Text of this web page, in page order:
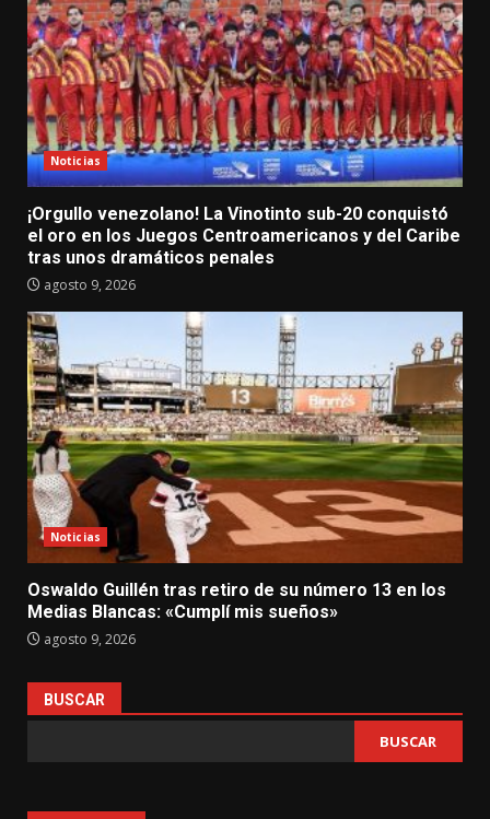
Noticias
¡Orgullo venezolano! La Vinotinto sub-20 conquistó
el oro en los Juegos Centroamericanos y del Caribe
tras unos dramáticos penales
agosto 9, 2026
Noticias
Oswaldo Guillén tras retiro de su número 13 en los
Medias Blancas: «Cumplí mis sueños»
agosto 9, 2026
BUSCAR
BUSCAR